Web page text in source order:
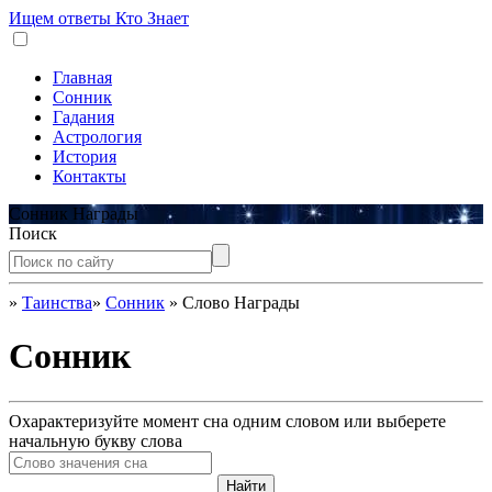
Ищем ответы Кто Знает
Главная
Сонник
Гадания
Астрология
История
Контакты
Сонник Награды
Поиск
» Таинства» Сонник » Слово Награды
Сонник
Охарактеризуйте момент сна одним словом или выберете
начальную букву слова